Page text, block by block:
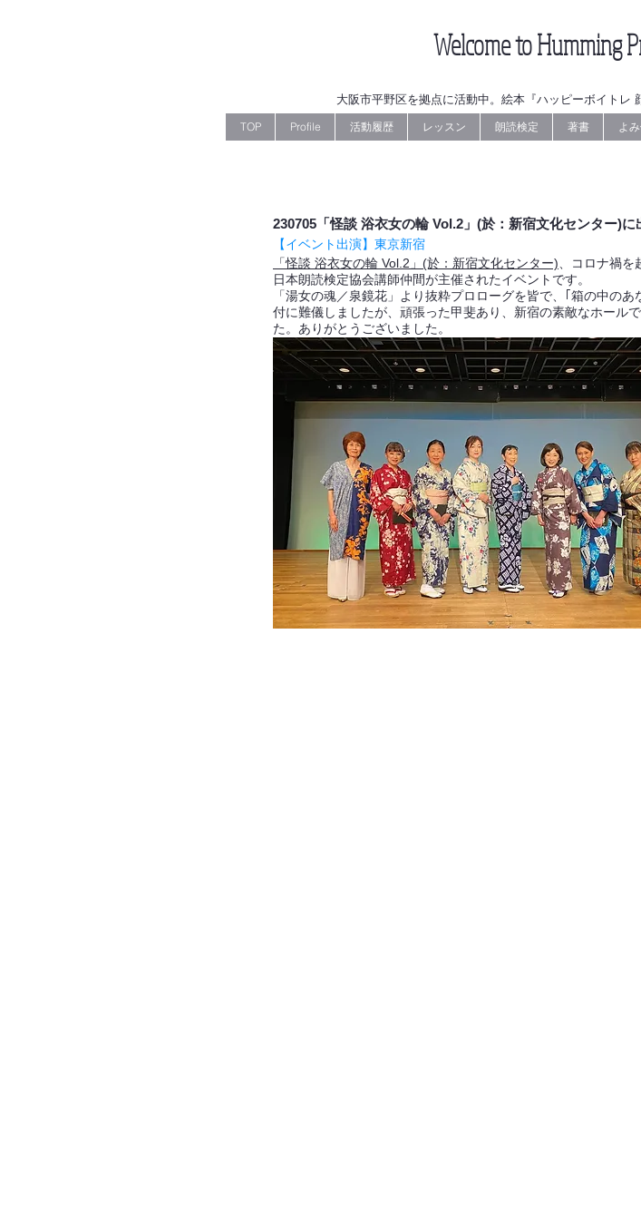
Welcome to Humming
大阪市平野区を拠点に活動中。絵本『ハッピーボイトレ
TOP
Profile 活動履歴 レッスン 朗読検定 著書 よ
230705「怪談 浴衣女の輪 Vol.2」(於：新宿文化センター)に
【イベント出演】東京新宿
「怪談 浴衣女の輪 Vol.2」(於：新宿文化センター) 、コロナ禍
日本朗読検定協会講師仲間が主催されたイベントです。
「湯女の魂／泉鏡花」より抜粋プロローグを皆で、｢箱の中の
付に難儀しましたが、頑張った甲斐あり、新宿の素敵なホール
た。ありがとうございました。